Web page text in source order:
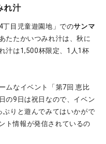
れ汁
丁目児童遊園地」でのサンマ
たたかいつみれ汁は、秋に
汁は1,500杯限定、1人1杯
ムなイベント「第7回 恵比
の9日は祝日なので、イベン
ぷりと遊んでみてはいかがで
ト情報が発信されているの